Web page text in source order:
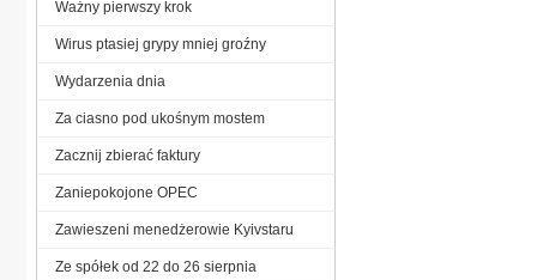
Ważny pierwszy krok
Wirus ptasiej grypy mniej groźny
Wydarzenia dnia
Za ciasno pod ukośnym mostem
Zacznij zbierać faktury
Zaniepokojone OPEC
Zawieszeni menedżerowie Kyivstaru
Ze spółek od 22 do 26 sierpnia